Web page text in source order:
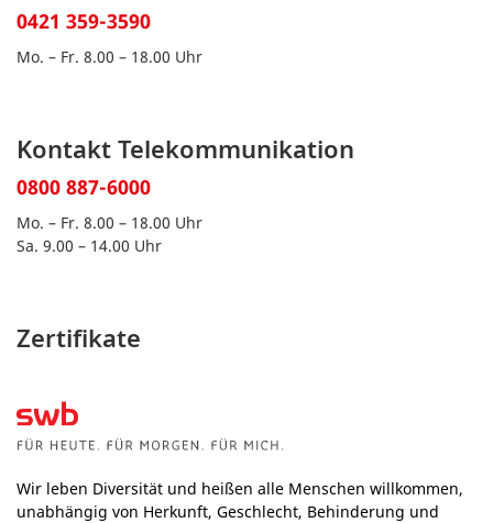
0421 359-3590
Mo. – Fr. 8.00 – 18.00 Uhr
Kontakt Telekommunikation
0800 887-6000
Mo. – Fr. 8.00 – 18.00 Uhr
Sa. 9.00 – 14.00 Uhr
Zertifikate
Wir leben Diversität und heißen alle Menschen willkommen,
unabhängig von Herkunft, Geschlecht, Behinderung und